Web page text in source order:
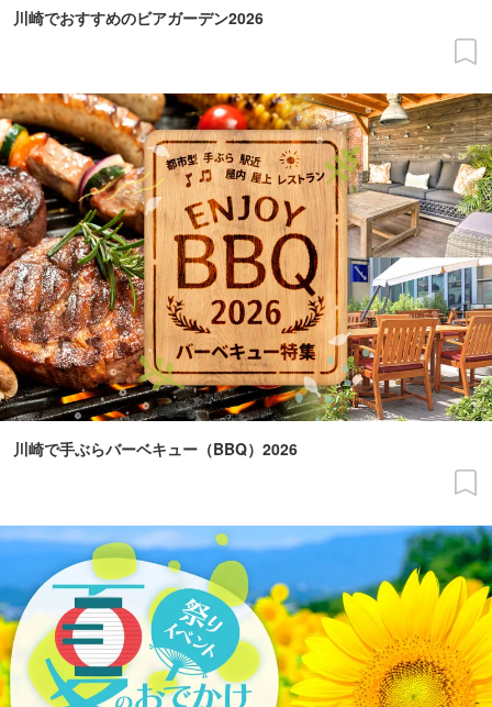
川崎でおすすめのビアガーデン2026
川崎で手ぶらバーベキュー（BBQ）2026